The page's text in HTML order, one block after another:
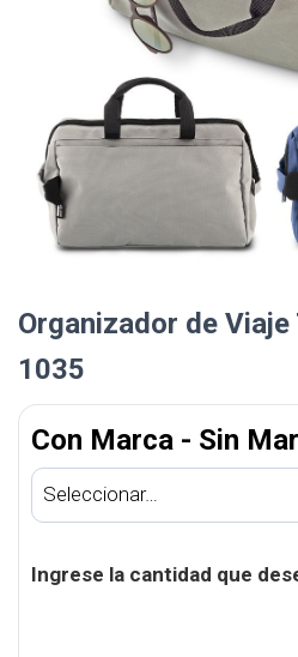
Organizador de Viaje
1035
Con Marca - Sin
Ingrese la cantidad que